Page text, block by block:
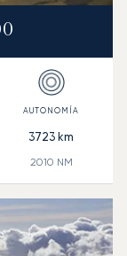
3723 km
2010 NM